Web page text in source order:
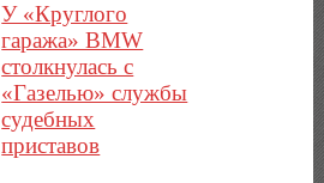
У «Круглого
гаража» BMW
столкнулась с
«Газелью» службы
судебных
приставов